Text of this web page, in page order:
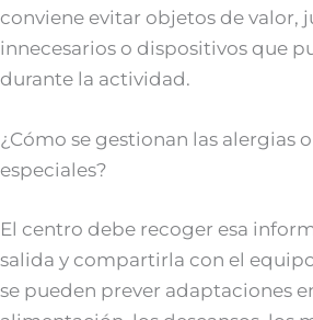
conviene evitar objetos de valor,
innecesarios o dispositivos que
durante la actividad.
¿Cómo se gestionan las alergias
especiales?
El centro debe recoger esa
salida y compartirla con el
se pueden prever adaptaciones